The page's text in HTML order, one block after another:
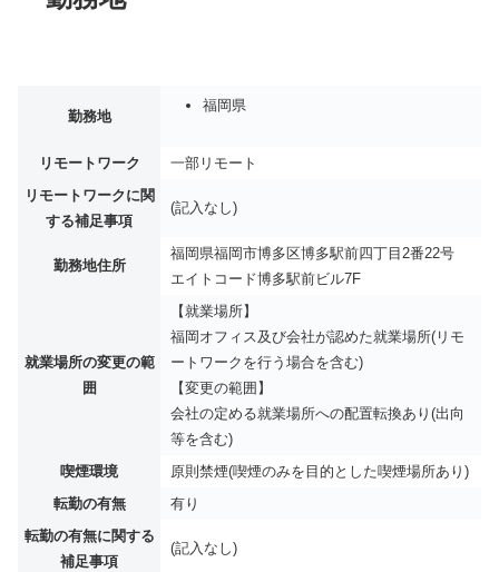
勤務地
福岡県
リモートワーク
一部リモート
リモートワークに関
する補足事項
(記入なし)
勤務地住所
福岡県福岡市博多区博多駅前四丁目2番22号
エイトコード博多駅前ビル7F
就業場所の変更の範
囲
【就業場所】
福岡オフィス及び会社が認めた就業場所(リモ
ートワークを行う場合を含む)
【変更の範囲】
会社の定める就業場所への配置転換あり(出向
等を含む)
喫煙環境
原則禁煙(喫煙のみを目的とした喫煙場所あり)
転勤の有無
有り
転勤の有無に関する
補足事項
(記入なし)